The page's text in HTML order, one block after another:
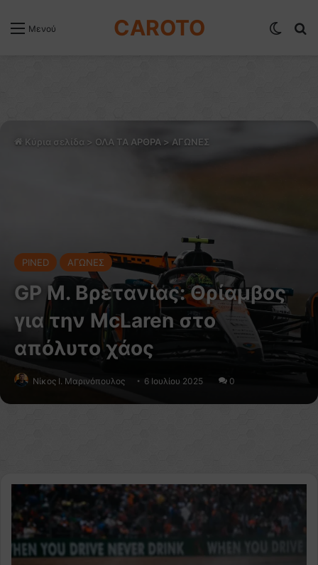
Μενού CAROTO
Κύρια σελίδα > ΟΛΑ ΤΑ ΑΡΘΡΑ > ΑΓΩΝΕΣ
PINED ΑΓΩΝΕΣ
GP Μ. Βρετανίας: Θρίαμβος
για την McLaren στο
απόλυτο χάος
Nίκος Ι. Mαρινόπουλος 6 Ιουλίου 2025 0